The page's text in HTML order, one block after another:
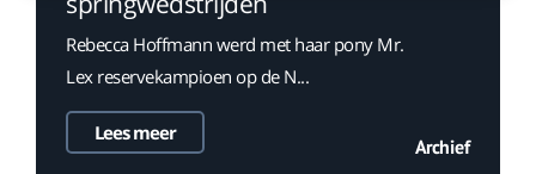
Rebecca Hoffmann werd met haar pony Mr.
Lex reservekampioen op de N...
Lees meer
Archief